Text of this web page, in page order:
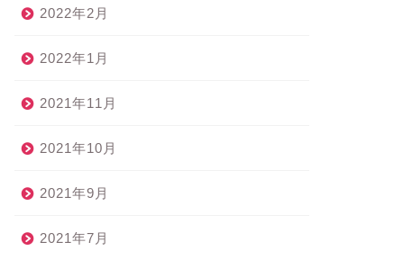
2022年2月
2022年1月
2021年11月
2021年10月
2021年9月
2021年7月